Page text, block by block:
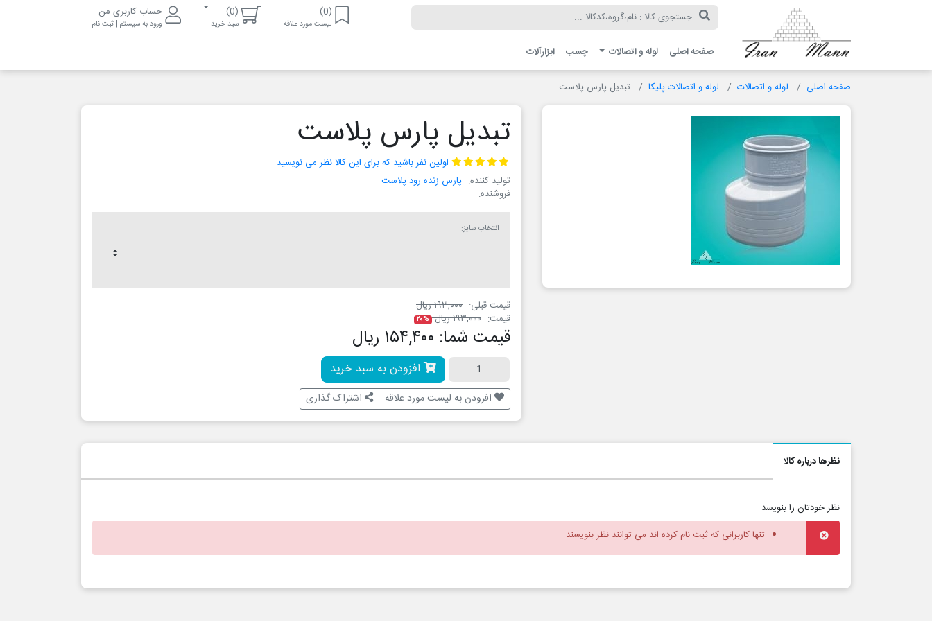
(0)
لیست مورد علاقه
(0)
سبد خرید
حساب کاربری من
ورود به سیستم | ثبت نام
صفحه اصلی لوله و اتصالات چسب ابزارآلات
صفحه اصلی لوله و اتصالات لوله و اتصالات پلیکا تبدیل پارس پلاست
تبدیل پارس پلاست
اولین نفر باشید که برای این کالا نظر می نویسید
تولید کننده: پارس زنده رود پلاست
فروشنده:
انتخاب سایز:
قیمت قبلی: ۱۹۳,۰۰۰ ریال
قیمت: ۱۹۳,۰۰۰ ریال ۲۰%
قیمت شما: ۱۵۴,۴۰۰ ریال
افزودن به سبد خرید
افزودن به لیست مورد علاقه اشتراک گذاری
نظرها درباره کالا
نظر خودتان را بنویسد
تنها کاربرانی که ثبت نام کرده اند می توانند نظر بنویسند